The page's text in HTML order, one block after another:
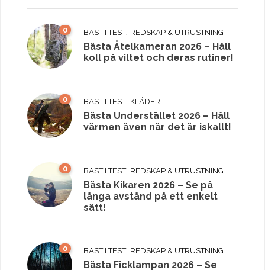
0 BÄST I TEST, REDSKAP & UTRUSTNING
Bästa Åtelkameran 2026 – Håll
koll på viltet och deras rutiner!
0 BÄST I TEST, KLÄDER
Bästa Understället 2026 – Håll
värmen även när det är iskallt!
0 BÄST I TEST, REDSKAP & UTRUSTNING
Bästa Kikaren 2026 – Se på
långa avstånd på ett enkelt
sätt!
0 BÄST I TEST, REDSKAP & UTRUSTNING
Bästa Ficklampan 2026 – Se